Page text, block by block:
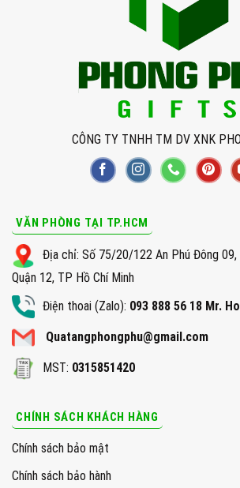
CÔNG TY TNHH TM DV XNK
VĂN PHÒNG TẠI TP.HCM
Địa chỉ: Số 75/20/122 An Phú Đông 09,
Quận 12, TP Hồ Chí Minh
Điện thoai (Zalo): 093 888 56 18 Mr.
Quatangphongphu@gmail.com
MST: 0315851420
CHÍNH SÁCH KHÁCH HÀNG
Chính sách bảo mật
Chính sách bảo hành